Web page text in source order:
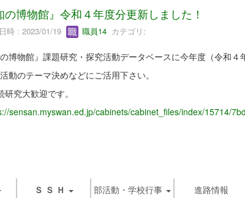
の博物館』令和４年度分更新しました！
時 : 2023/01/19 職員14カテゴリ:
の博物館』課題研究・探究活動データベースに今年度（令和４
動のテーマ決めなどにご活用下さい。
研究大歓迎です。
sensan.myswan.ed.jp/cabinets/cabinet_files/index/15714/
Ｓ Ｓ Ｈ 部活動・学校行事 進路情報